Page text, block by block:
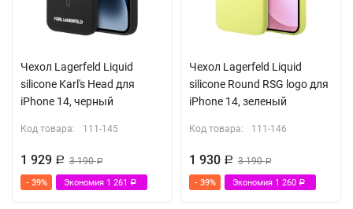
Чехол Lagerfeld Liquid
silicone Karl's Head для
iPhone 14, черный
Код товара: 111-145
1 929 Р 3 190Р
- 39% Экономия 1 261 Р
Чехол Lagerfeld Liquid
silicone Round RSG logo для
iPhone 14, зеленый
Код товара: 111-146
1 930 Р 3 190Р
- 39% Экономия 1 260 Р